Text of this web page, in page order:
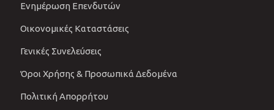
Ενημέρωση Επενδυτών
Οικονομικές Καταστάσεις
Γενικές Συνελεύσεις
Όροι Χρήσης & Προσωπικά Δεδομένα
Πολιτική Απορρήτου